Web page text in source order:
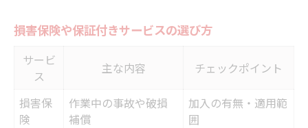
損害保険や保証付きサービスの選び方
サービ
ス
主な内容 チェックポイント
損害保
険
作業中の事故や破損
補償
加入の有無・適用範
囲